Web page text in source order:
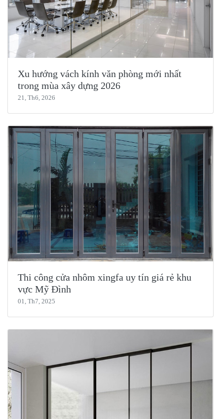
Xu hướng vách kính văn phòng mới nhất
trong mùa xây dựng 2026
21, Th6, 2026
Thi công cửa nhôm xingfa uy tín giá rẻ khu
vực Mỹ Đình
01, Th7, 2025